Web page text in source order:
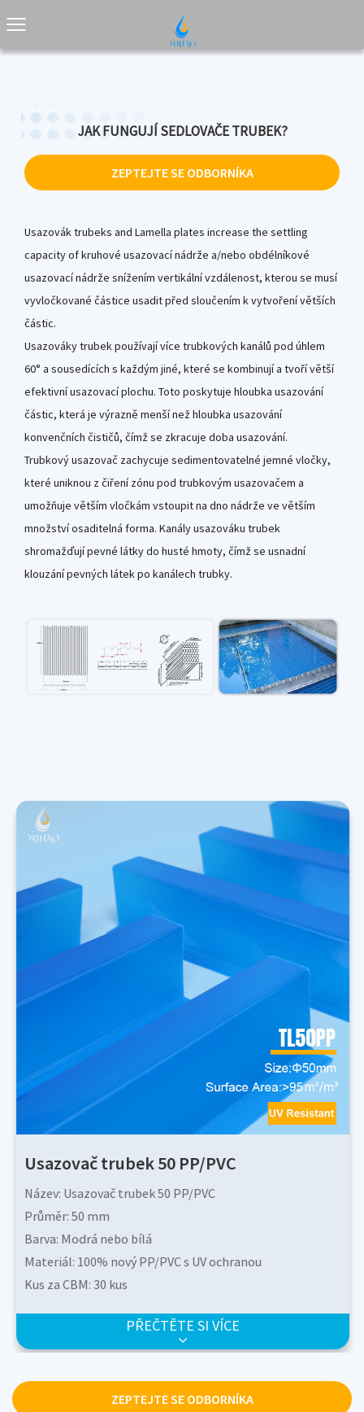
JAK FUNGUJÍ SEDLOVAČE TRUBEK?
ZEPTEJTE SE ODBORNÍKA
Usazovák trubeks and Lamella plates increase the settling
capacity of kruhové usazovací nádrže a/nebo obdélníkové
usazovací nádrže snížením vertikální vzdálenost, kterou se musí
vyvločkované částice usadit před sloučením k vytvoření větších
částic.
Usazováky trubek používají více trubkových kanálů pod úhlem
60° a sousedících s každým jiné, které se kombinují a tvoří větší
efektivní usazovací plochu. Toto poskytuje hloubka usazování
částic, která je výrazně menší než hloubka usazování
konvenčních čističů, čímž se zkracuje doba usazování.
Trubkový usazovač zachycuje sedimentovatelné jemné vločky,
které uniknou z čiření zónu pod trubkovým usazovačem a
umožňuje větším vločkám vstoupit na dno nádrže ve větším
množství osaditelná forma. Kanály usazováku trubek
shromažďují pevné látky do husté hmoty, čímž se usnadní
klouzání pevných látek po kanálech trubky.
Usazovač trubek 50 PP/PVC
Název: Usazovač trubek 50 PP/PVC
Průměr: 50 mm
Barva: Modrá nebo bílá
Materiál: 100% nový PP/PVC s UV ochranou
Kus za CBM: 30 kus
Standard FDA s certifikátem SGS, splňuje
všechny požadavky na pitnou vodu jako např. NSF, KTW,
0,92 g/cm3Sklon: 60°
PŘEČTĚTE SI VÍCE
ZEPTEJTE SE ODBORNÍKA